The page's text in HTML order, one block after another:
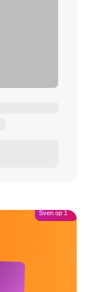
Sven op 1